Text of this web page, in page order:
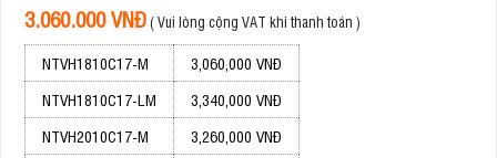
3.060.000 VNĐ( Vui lòng cộng VAT khi thanh toán )
NTVH1810C17-M
3,060,000 VNĐ
NTVH1810C17-LM
3,340,000 VNĐ
NTVH2010C17-M
3,260,000 VNĐ